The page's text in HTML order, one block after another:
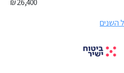
26,400 ₪